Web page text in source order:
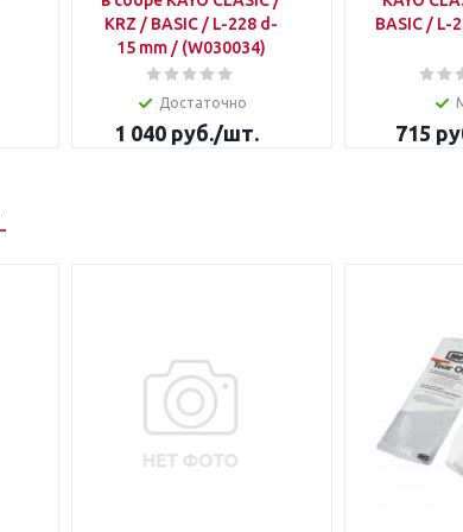
KRZ / BASIC / L-228 d-
15 mm / (W030034)
Достаточно
1 040 руб./шт.
BASIC / L-
715